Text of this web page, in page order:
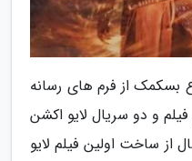
بسکمک از فرم های رسانه
فیلم و دو سریال لایو اکشن
است. پس از گذشت 25 سال از ساخت اولین فیلم لایو